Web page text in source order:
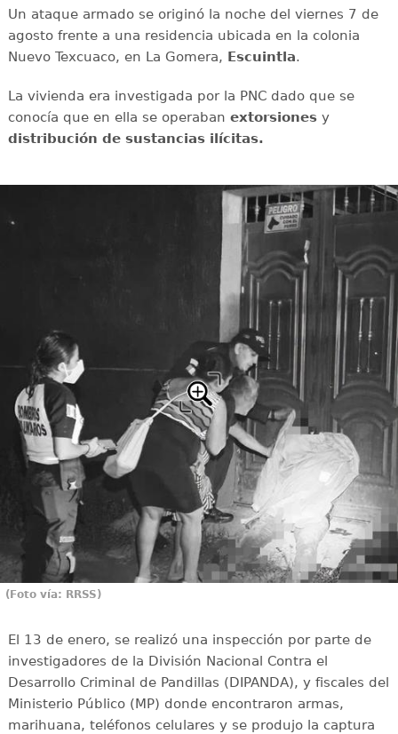
Un ataque armado se originó la noche del viernes 7 de
agosto frente a una residencia ubicada en la colonia
Nuevo Texcuaco, en La Gomera, Escuintla.
La vivienda era investigada por la PNC dado que se
conocía que en ella se operaban extorsionesy
distribución de sustancias ilícitas.
(Foto vía: RRSS)
El 13 de enero, se realizó una inspección por parte de
investigadores de la División Nacional Contra el
Desarrollo Criminal de Pandillas (DIPANDA), y fiscales del
Ministerio Público (MP) donde encontraron armas,
marihuana, teléfonos celulares y se produjo la captura